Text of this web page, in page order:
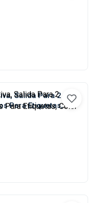
Salida Para 2
Para Etiquetas,